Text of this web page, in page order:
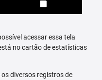
acessar essa tela
no cartão de estatísticas
diversos registros de